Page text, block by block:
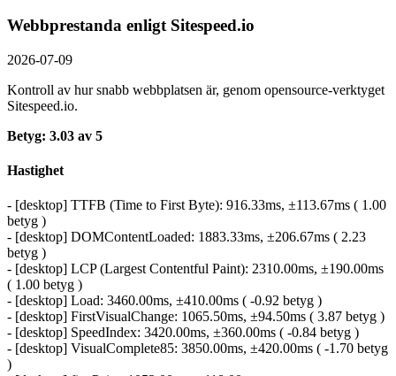
Webbprestanda enligt Sitespeed.io
2026-07-09
Kontroll av hur snabb webbplatsen är, genom opensource-verktyget
Sitespeed.io.
Betyg: 3.03 av 5
Hastighet
- [desktop] TTFB (Time to First Byte): 916.33ms, ±113.67ms ( 1.00
betyg )
- [desktop] DOMContentLoaded: 1883.33ms, ±206.67ms ( 2.23
betyg )
- [desktop] LCP (Largest Contentful Paint): 2310.00ms, ±190.00ms
( 1.00 betyg )
- [desktop] Load: 3460.00ms, ±410.00ms ( -0.92 betyg )
- [desktop] FirstVisualChange: 1065.50ms, ±94.50ms ( 3.87 betyg )
- [desktop] SpeedIndex: 3420.00ms, ±360.00ms ( -0.84 betyg )
- [desktop] VisualComplete85: 3850.00ms, ±420.00ms ( -1.70 betyg
)